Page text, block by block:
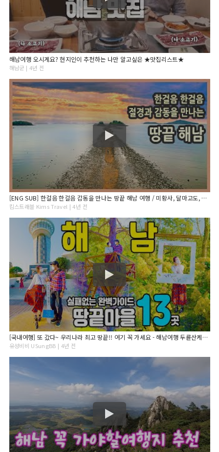
해남여행 오시게요? 현지인이 추천하는 나만 알고싶은 ★맛집리스트★
해남군 | 4년 전
[ENG SUB] 한걸음 한걸음 감동을 만나는 땅끝 해남 여행 / 미황사, 달마고도, 도솔암, 포레스트수목원, 대흥사, 녹우당, 명량해상케이블카, 고천암 갈대, 국내여행, 전남여행
킴스트래블 Kims Travel | 4년 전
[국내여행] 또 갔다~ 우리나라 최고 땅끝!! 여기 꼭 가세요 - 해남여행 두륜산케이블카 대흥사 땅끝모노레일 땅끝전망대 명량해상케이블카 가을여행 가족여행 포레스트수목원 땅끝마을
유성비비 USungBB | 4년 전